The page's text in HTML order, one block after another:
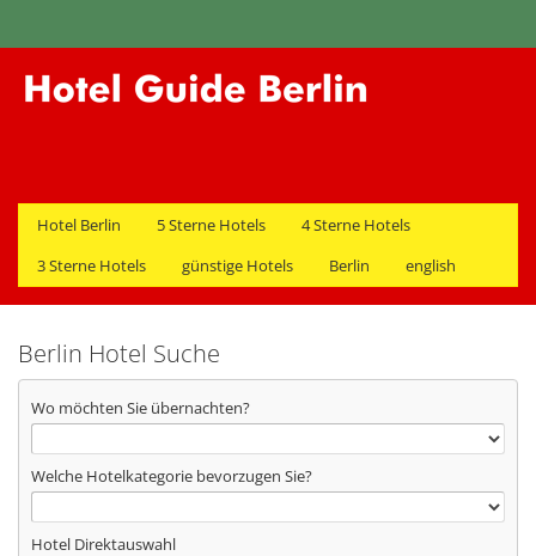
Hotel Berlin 5 Sterne Hotels
4 Sterne Hotels
3 Sterne Hotels
günstige Hotels Berlin english
Berlin Hotel Suche
Wo möchten Sie übernachten?
Welche Hotelkategorie bevorzugen Sie?
Hotel Direktauswahl